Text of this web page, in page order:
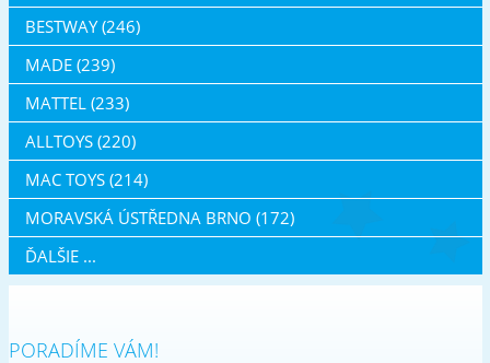
BESTWAY (246)
MADE (239)
MATTEL (233)
ALLTOYS (220)
MAC TOYS (214)
MORAVSKÁ ÚSTŘEDNA BRNO (172)
ĎALŠIE ...
PORADÍME VÁM!